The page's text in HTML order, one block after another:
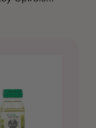
ml